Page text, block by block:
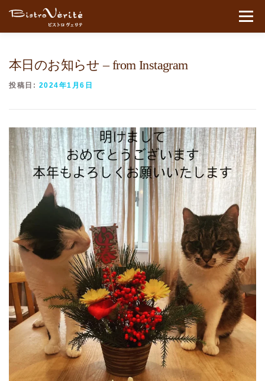
コンテンツへスキップ
メニュ
本日のお知らせ – from Instagram
投稿日: 2024年1月6日